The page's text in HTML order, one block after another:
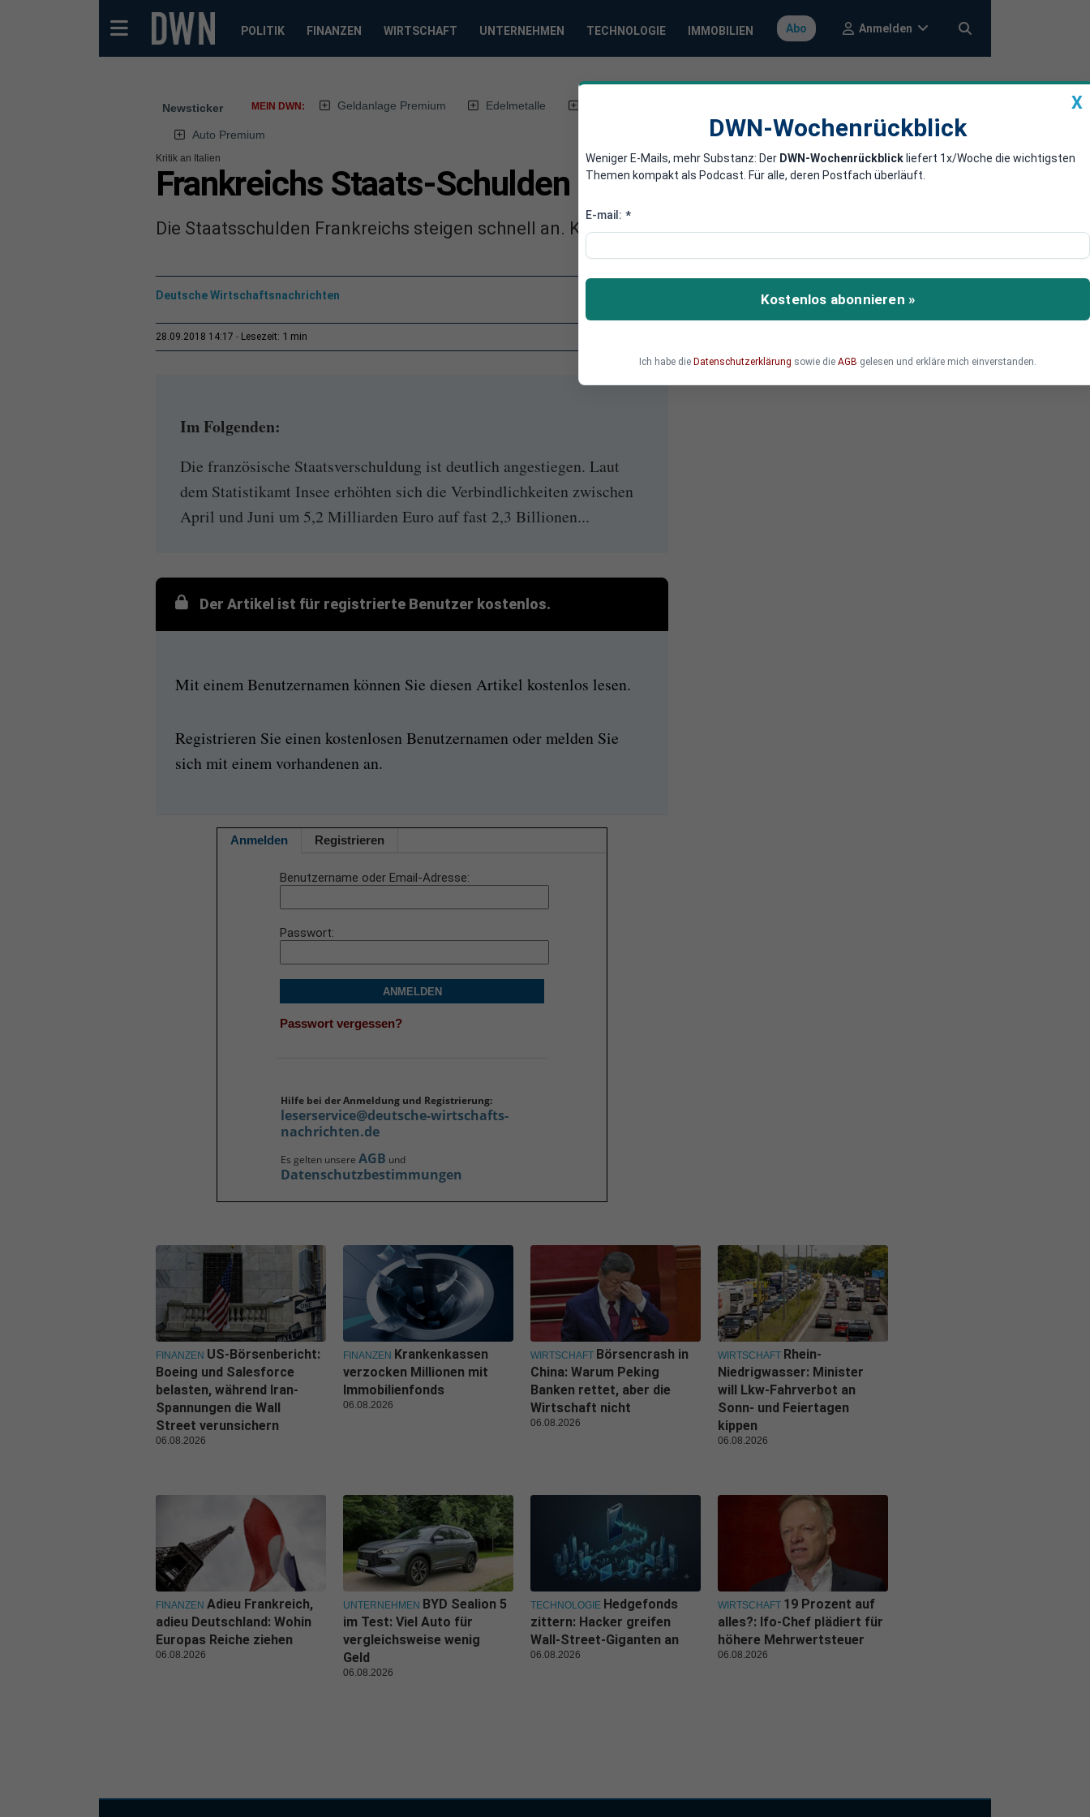
POLITIK FINANZEN WIRTSCHAFT UNTERNEHMEN TECHNOLOGIE IMMOBILIEN Abo Anmelden
Newsticker MEIN DWN: Geldanlage Premium Edelmetalle
Auto Premium
Kritik an Italien
Frankreichs Staats-Schulden steigen deutlich an
Die Staatsschulden Frankreichs steigen schnell an. Kritik wird indes an Italien geübt.
Deutsche Wirtschaftsnachrichten
28.09.2018 14:17 Lesezeit: 1 min
Im Folgenden:
Die französische Staatsverschuldung ist deutlich angestiegen. Laut
dem Statistikamt Insee erhöhten sich die Verbindlichkeiten zwischen
April und Juni um 5,2 Milliarden Euro auf fast 2,3 Billionen...
Der Artikel ist für registrierte Benutzer kostenlos.
Mit einem Benutzernamen können Sie diesen Artikel kostenlos lesen.
Registrieren Sie einen kostenlosen Benutzernamen oder melden Sie
sich mit einem vorhandenen an.
Anmelden Registrieren
Benutzername oder Email-Adresse
Passwort
ANMELDEN
Passwort vergessen?
Hilfe bei der Anmeldung und Registrierung:
leserservice@deutsche-wirtschafts-
nachrichten.de
Es gelten unsere AGB und
Datenschutzbestimmungen
X
DWN-Wochenrückblick
Weniger E-Mails, mehr Substanz: Der DWN-Wochenrückblick liefert 1x/Woche die wichtigsten
Themen kompakt als Podcast. Für alle, deren Postfach überläuft.
E-mail: *
Kostenlos abonnieren »
Ich habe die Datenschutzerklärung sowie die AGB gelesen und erkläre mich einverstanden.
FINANZEN US-Börsenbericht:
Boeing und Salesforce
belasten, während Iran-
Spannungen die Wall
Street verunsichern
06.08.2026
FINANZEN Krankenkassen
verzocken Millionen mit
Immobilienfonds
06.08.2026
WIRTSCHAFT Börsencrash in
China: Warum Peking
Banken rettet, aber die
Wirtschaft nicht
06.08.2026
WIRTSCHAFT Rhein-
Niedrigwasser: Minister
will Lkw-Fahrverbot an
Sonn- und Feiertagen
kippen
06.08.2026
FINANZEN Adieu Frankreich,
adieu Deutschland: Wohin
Europas Reiche ziehen
06.08.2026
UNTERNEHMEN BYD Sealion 5
im Test: Viel Auto für
vergleichsweise wenig
Geld
06.08.2026
TECHNOLOGIE Hedgefonds
zittern: Hacker greifen
Wall-Street-Giganten an
06.08.2026
WIRTSCHAFT 19 Prozent auf
alles?: Ifo-Chef plädiert für
höhere Mehrwertsteuer
06.08.2026